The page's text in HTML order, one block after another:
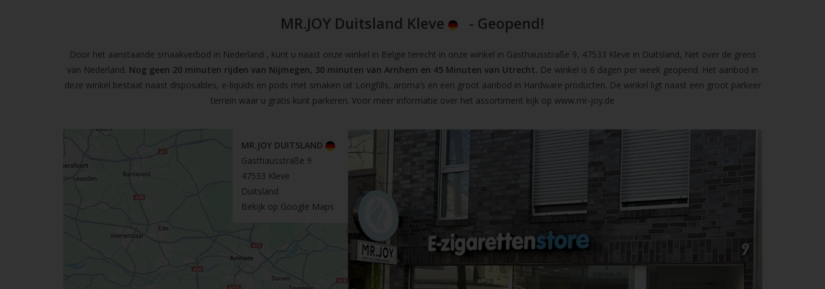
MR.JOY Duitsland Kleve - Geopend!
Door het aanstaande smaakverbod in Nederland , kunt u naast onze winkel in Belgie terecht in onze winkel in Gasthausstraße 9, 47533 Kleve in Duitsland, Net over de grens
van Nederland. Nog geen 20 minuten rijden van Nijmegen, 30 minuten van Arnhem en 45 Minuten van Utrecht. De winkel is 6 dagen per week geopend. Het aanbod in
deze winkel bestaat naast disposables, e-liquids en pods met smaken uit Longfills, aroma’s en een groot aanbod in Hardware producten. De winkel ligt naast een groot parkeer
terrein waar u gratis kunt parkeren. Voor meer informatie over het assortiment kijk op www.mr-joy.de
MR.JOY DUITSLAND
Gasthausstraße 9
47533 Kleve
Duitsland
Bekijk op Google Maps